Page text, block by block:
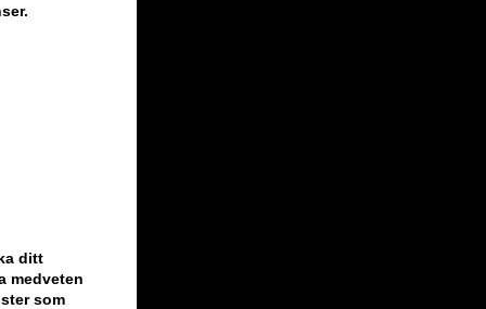
ditt
medveten
som